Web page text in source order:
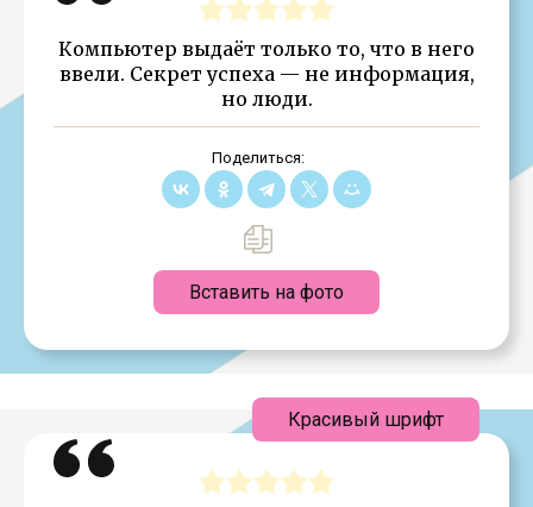
Компьютер выдаёт только то, что в него
ввели. Секрет успеха — не информация,
но люди.
Поделиться:
Вставить на фото
Красивый шрифт